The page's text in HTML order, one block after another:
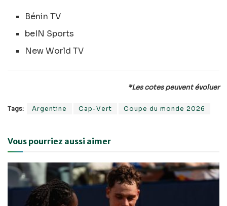
Bénin TV
beIN Sports
New World TV
*Les cotes peuvent évoluer
Tags: Argentine Cap-Vert Coupe du monde 2026
Vous pourriez aussi aimer